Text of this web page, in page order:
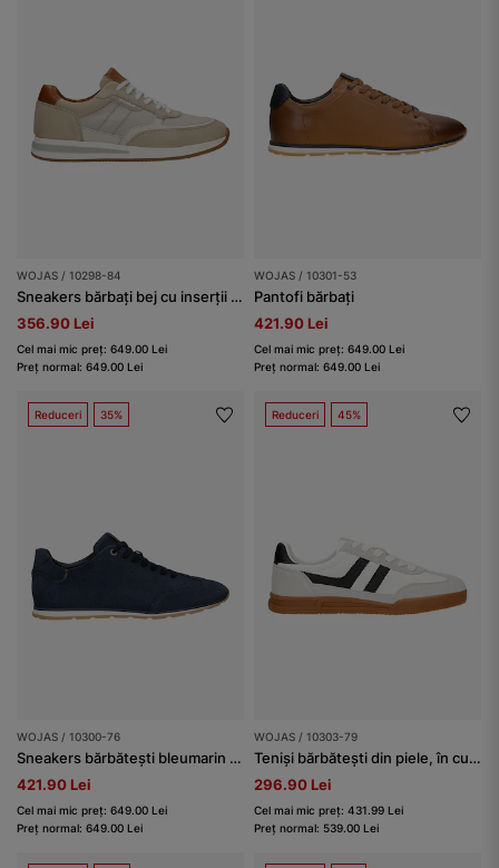
WOJAS / 10298-84
Sneakers bărbați bej cu inserții maro
356.90 Lei
Cel mai mic preț: 649.00 Lei
Preț normal: 649.00 Lei
WOJAS / 10301-53
Pantofi bărbați
421.90 Lei
Cel mai mic preț: 649.00 Lei
Preț normal: 649.00 Lei
Reduceri 35%
WOJAS / 10300-76
Sneakers bărbătești bleumarin cu talpă joasă
421.90 Lei
Cel mai mic preț: 649.00 Lei
Preț normal: 649.00 Lei
Reduceri 45%
WOJAS / 10303-79
Teniși bărbătești din piele, în culori deschise, cu inserții contrastante
296.90 Lei
Cel mai mic preț: 431.99 Lei
Preț normal: 539.00 Lei